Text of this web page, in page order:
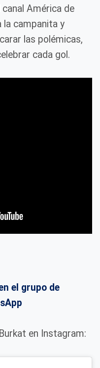
América de
la campanita y
las polémicas,
cada gol.
el grupo de
en Instagram: